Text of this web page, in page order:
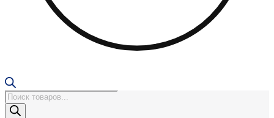
Поиск
товаров